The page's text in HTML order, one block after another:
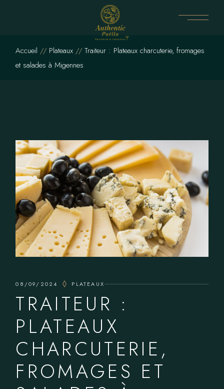
Accueil Plateaux
Traiteur : Plateaux charcuterie, fromages
et salades à Migennes
08/09/2024 PLATEAUX
TRAITEUR :
PLATEAUX
CHARCUTERIE,
FROMAGES ET